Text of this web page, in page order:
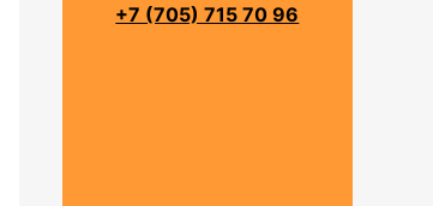
+7 (705) 715 70 96